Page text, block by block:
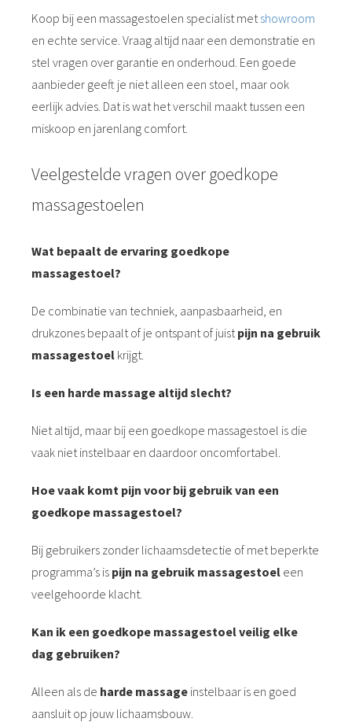
Koop bij een massagestoelen specialist met showroom
en echte service. Vraag altijd naar een demonstratie en
stel vragen over garantie en onderhoud. Een goede
aanbieder geeft je niet alleen een stoel, maar ook
eerlijk advies. Dat is wat het verschil maakt tussen een
miskoop en jarenlang comfort.
Veelgestelde vragen over goedkope
massagestoelen
Wat bepaalt de ervaring goedkope
massagestoel?
De combinatie van techniek, aanpasbaarheid, en
drukzones bepaalt of je ontspant of juist pijn na gebruik
massagestoel krijgt.
Is een harde massage altijd slecht?
Niet altijd, maar bij een goedkope massagestoel is die
vaak niet instelbaar en daardoor oncomfortabel.
Hoe vaak komt pijn voor bij gebruik van een
goedkope massagestoel?
Bij gebruikers zonder lichaamsdetectie of met beperkte
programma’s is pijn na gebruik massagestoel een
veelgehoorde klacht.
Kan ik een goedkope massagestoel veilig elke
dag gebruiken?
Alleen als de harde massage instelbaar is en goed
aansluit op jouw lichaamsbouw.